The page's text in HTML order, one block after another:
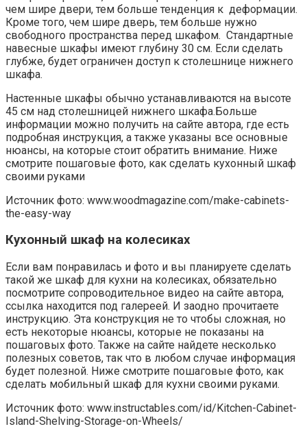
чем шире двери, тем больше тенденция к деформации.
Кроме того, чем шире дверь, тем больше нужно
свободного пространства перед шкафом. Стандартные
навесные шкафы имеют глубину 30 см. Если сделать
глубже, будет ограничен доступ к столешнице нижнего
шкафа.
Настенные шкафы обычно устанавливаются на высоте
45 см над столешницей нижнего шкафа.Больше
информации можно получить на сайте автора, где есть
подробная инструкция, а также указаны все основные
нюансы, на которые стоит обратить внимание. Ниже
смотрите пошаговые фото, как сделать кухонный шкаф
своими руками
Источник фото: www.woodmagazine.com/make-cabinets-
the-easy-way
Кухонный шкаф на колесиках
Если вам понравилась и фото и вы планируете сделать
такой же шкаф для кухни на колесиках, обязательно
посмотрите сопроводительное видео на сайте автора,
ссылка находится под галереей. И заодно прочитаете
инструкцию. Эта конструкция не то чтобы сложная, но
есть некоторые нюансы, которые не показаны на
пошаговых фото. Также на сайте найдете несколько
полезных советов, так что в любом случае информация
будет полезной. Ниже смотрите пошаговые фото, как
сделать мобильный шкаф для кухни своими руками.
Источник фото: www.instructables.com/id/Kitchen-Cabinet-
Island-Shelving-Storage-on-Wheels/